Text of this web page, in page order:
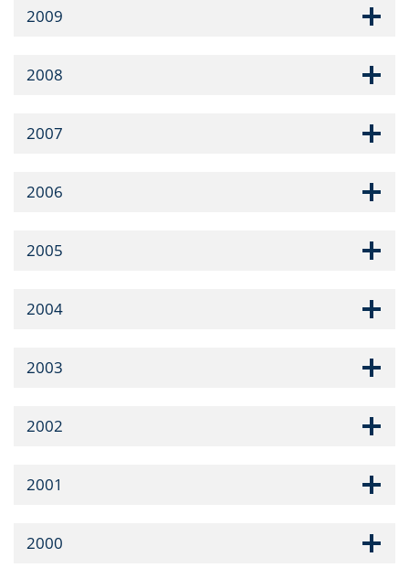
2009
2008
2007
2006
2005
2004
2003
2002
2001
2000